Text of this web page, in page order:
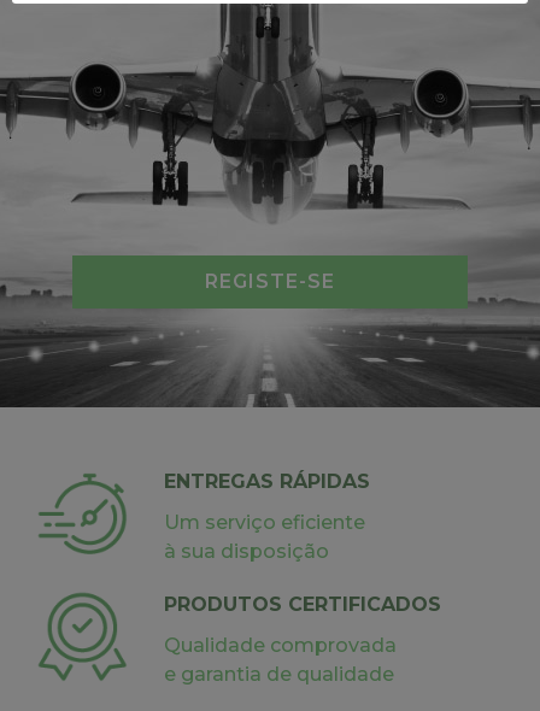
REGISTE-SE
ENTREGAS RÁPIDAS
Um serviço eficiente
à sua disposição
PRODUTOS CERTIFICADOS
Qualidade comprovada
e garantia de qualidade